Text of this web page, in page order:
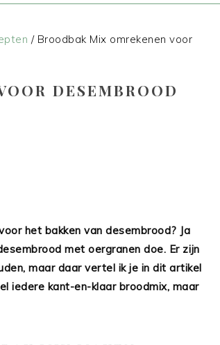
/Broodbak Mix omrekenen voor
DESEMBROOD
het bakken van desembrood? Ja
met oergranen doe. Er zijn
maar daar vertel ik je in dit artikel
iedere kant-en-klaar broodmix, maar